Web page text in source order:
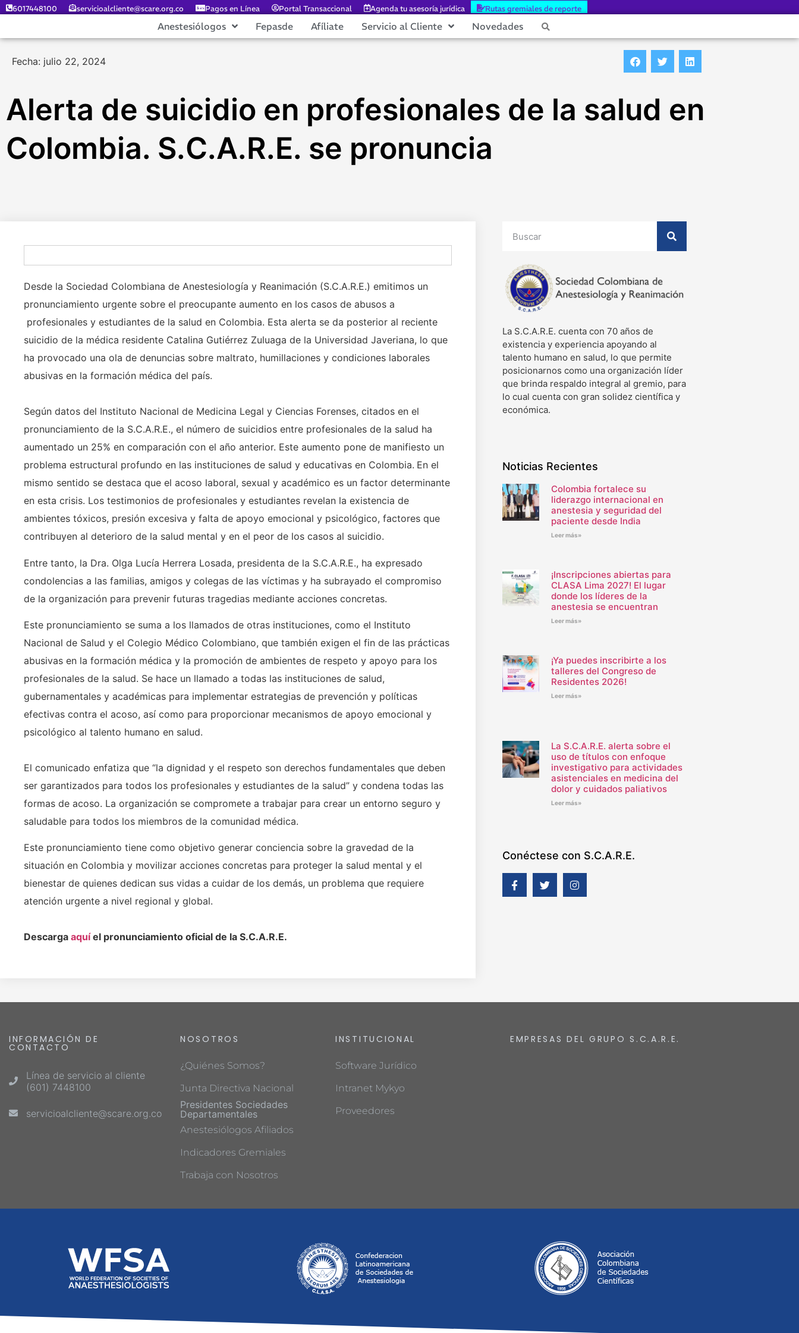
6017448100 servicioalcliente@scare.org.co Pagos en Línea Portal Transaccional Agenda tu asesoría jurídica Rutas gremiales de reporte
Anestesiólogos Fepasde Afíliate Servicio al Cliente Novedades
Fecha: julio 22, 2024
Alerta de suicidio en profesionales de la salud en
Colombia. S.C.A.R.E. se pronuncia
Desde la Sociedad Colombiana de Anestesiología y Reanimación (S.C.A.R.E.) emitimos un
pronunciamiento urgente sobre el preocupante aumento en los casos de abusos a
profesionales y estudiantes de la salud en Colombia. Esta alerta se da posterior al reciente
suicidio de la médica residente Catalina Gutiérrez Zuluaga de la Universidad Javeriana, lo que
ha provocado una ola de denuncias sobre maltrato, humillaciones y condiciones laborales
abusivas en la formación médica del país.
Según datos del Instituto Nacional de Medicina Legal y Ciencias Forenses, citados en el
pronunciamiento de la S.C.A.R.E., el número de suicidios entre profesionales de la salud ha
aumentado un 25% en comparación con el año anterior. Este aumento pone de manifiesto un
problema estructural profundo en las instituciones de salud y educativas en Colombia. En el
mismo sentido se destaca que el acoso laboral, sexual y académico es un factor determinante
en esta crisis. Los testimonios de profesionales y estudiantes revelan la existencia de
ambientes tóxicos, presión excesiva y falta de apoyo emocional y psicológico, factores que
contribuyen al deterioro de la salud mental y en el peor de los casos al suicidio.
Entre tanto, la Dra. Olga Lucía Herrera Losada, presidenta de la S.C.A.R.E., ha expresado
condolencias a las familias, amigos y colegas de las víctimas y ha subrayado el compromiso
de la organización para prevenir futuras tragedias mediante acciones concretas.
Este pronunciamiento se suma a los llamados de otras instituciones, como el Instituto
Nacional de Salud y el Colegio Médico Colombiano, que también exigen el fin de las prácticas
abusivas en la formación médica y la promoción de ambientes de respeto y apoyo para los
profesionales de la salud. Se hace un llamado a todas las instituciones de salud,
gubernamentales y académicas para implementar estrategias de prevención y políticas
efectivas contra el acoso, así como para proporcionar mecanismos de apoyo emocional y
psicológico al talento humano en salud.
El comunicado enfatiza que “la dignidad y el respeto son derechos fundamentales que deben
ser garantizados para todos los profesionales y estudiantes de la salud” y condena todas las
formas de acoso. La organización se compromete a trabajar para crear un entorno seguro y
saludable para todos los miembros de la comunidad médica.
Este pronunciamiento tiene como objetivo generar conciencia sobre la gravedad de la
situación en Colombia y movilizar acciones concretas para proteger la salud mental y el
bienestar de quienes dedican sus vidas a cuidar de los demás, un problema que requiere
atención urgente a nivel regional y global.
Descarga aquíel pronunciamiento oficial de la S.C.A.R.E.
La S.C.A.R.E. cuenta con 70 años de
existencia y experiencia apoyando al
talento humano en salud, lo que permite
posicionarnos como una organización líder
que brinda respaldo integral al gremio, para
lo cual cuenta con gran solidez científica y
económica.
Noticias Recientes
Colombia fortalece su
liderazgo internacional en
anestesia y seguridad del
paciente desde India
Leer más»
¡Inscripciones abiertas para
CLASA Lima 2027! El lugar
donde los líderes de la
anestesia se encuentran
Leer más»
¡Ya puedes inscribirte a los
talleres del Congreso de
Residentes 2026!
Leer más»
La S.C.A.R.E. alerta sobre el
uso de títulos con enfoque
investigativo para actividades
asistenciales en medicina del
dolor y cuidados paliativos
Leer más»
Conéctese con S.C.A.R.E.
INFORMACIÓN DE
CONTACTO
Línea de servicio al cliente
(601) 7448100
servicioalcliente@scare.org.co
NOSOTROS
¿Quiénes Somos?
Junta Directiva Nacional
Presidentes Sociedades
Departamentales
Anestesiólogos Afiliados
Indicadores Gremiales
Trabaja con Nosotros
INSTITUCIONAL
Software Jurídico
Intranet Mykyo
Proveedores
EMPRESAS DEL GRUPO S.C.A.R.E.